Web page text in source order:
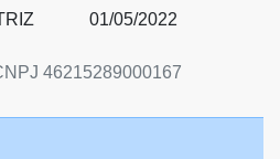
46215289000167
01/05/2022